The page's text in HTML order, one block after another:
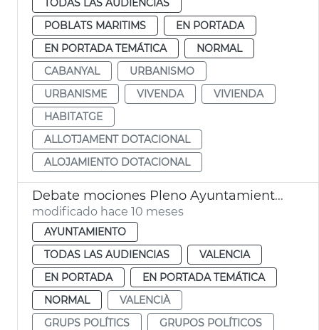
POBLATS MARITIMS
EN PORTADA
EN PORTADA TEMÁTICA
NORMAL
CABANYAL
URBANISMO
URBANISME
VIVENDA
VIVIENDA
HABITATGE
ALLOTJAMENT DOTACIONAL
ALOJAMIENTO DOTACIONAL
Debate mociones Pleno Ayuntamiento València
modificado hace 10 meses
AYUNTAMIENTO
TODAS LAS AUDIENCIAS
VALENCIA
EN PORTADA
EN PORTADA TEMÁTICA
NORMAL
VALENCIÀ
GRUPS POLÍTICS
GRUPOS POLÍTICOS